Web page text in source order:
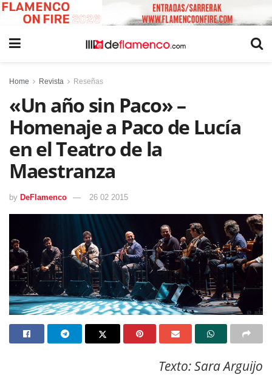
Home Revista Reseñas
«Un año sin Paco» –
Homenaje a Paco de Lucía
en el Teatro de la
Maestranza
by DeFlamenco 26 02 2015
Texto: Sara Arguijo